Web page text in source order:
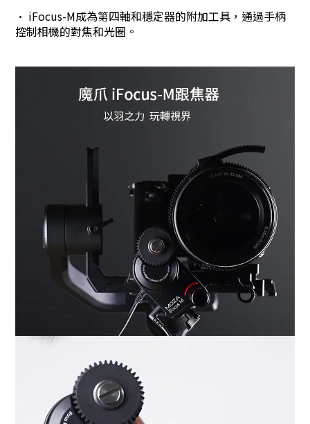
• iFocus-M成為第四軸和穩定器的附加工具，通過手柄
控制相機的對焦和光圈。